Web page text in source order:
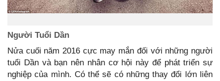
Người Tuổi Dần
Nửa cuối năm 2016 cực may mắn đối với những người
tuổi Dần và bạn nên nhân cơ hội này để phát triển sự
nghiệp của mình. Có thể sẽ có những thay đổi lớn liên